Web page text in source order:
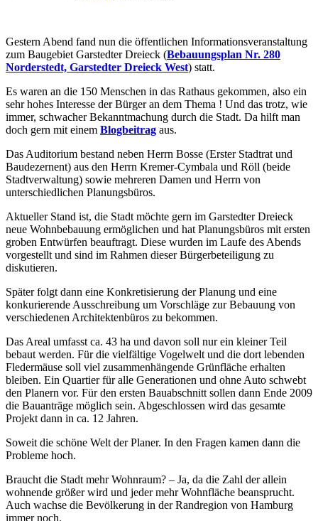
Gestern Abend fand nun die öffentlichen Informationsveranstaltung
zum Baugebiet Garstedter Dreieck (Bebauungsplan Nr. 280
Norderstedt, Garstedter Dreieck West) statt.
Es waren an die 150 Menschen in das Rathaus gekommen, also ein
sehr hohes Interesse der Bürger an dem Thema ! Und das trotz, wie
immer, schwacher Bekanntmachung durch die Stadt. Da hilft man
doch gern mit einem Blogbeitrag aus.
Das Auditorium bestand neben Herrn Bosse (Erster Stadtrat und
Baudezernent) aus den Herrn Kremer-Cymbala und Röll (beide
Stadtverwaltung) sowie mehreren Damen und Herrn von
unterschiedlichen Planungsbüros.
Aktueller Stand ist, die Stadt möchte gern im Garstedter Dreieck
neue Wohnbebauung ermöglichen und hat Planungsbüros mit ersten
groben Entwürfen beauftragt. Diese wurden im Laufe des Abends
vorgestellt und sind im Rahmen dieser Bürgerbeteiligung zu
diskutieren.
Später folgt dann eine Konkretisierung der Planung und eine
konkurierende Ausschreibung um Vorschläge zur Bebauung von
verschiedenen Architektenbüros zu bekommen.
Das Areal umfasst ca. 43 ha und davon soll nur ein kleiner Teil
bebaut werden. Für die vielfältige Vogelwelt und die dort lebenden
Fledermäuse soll viel zusammenhängende Grünfläche erhalten
bleiben. Ein Quartier für alle Generationen und ohne Auto schwebt
den Planern vor. Für den ersten Bauabschnitt sollen dann Ende 2009
die Bauanträge möglich sein. Abgeschlossen wird das gesamte
Projekt dann in ca. 12 Jahren.
Soweit die schöne Welt der Planer. In den Fragen kamen dann die
Probleme hoch.
Braucht die Stadt mehr Wohnraum? – Ja, da die Zahl der allein
wohnende größer wird und jeder mehr Wohnfläche beansprucht.
Auch wachse die Bevölkerung in der Randregion von Hamburg
immer noch.